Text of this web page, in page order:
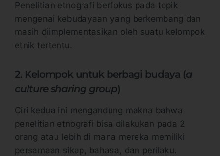
Penelitian etnografi berfokus pada topik
mengenai kebudayaan yang berkembang dan
masih diimplementasikan oleh suatu kelompok
etnik tertentu.
2. Kelompok untuk berbagi budaya (a
culture sharing group)
Ciri kedua ini mengandung makna bahwa
penelitian etnografi bisa dilakukan pada 2
orang atau lebih di mana mereka memiliki
persamaan sikap, bahasa, dan perilaku.